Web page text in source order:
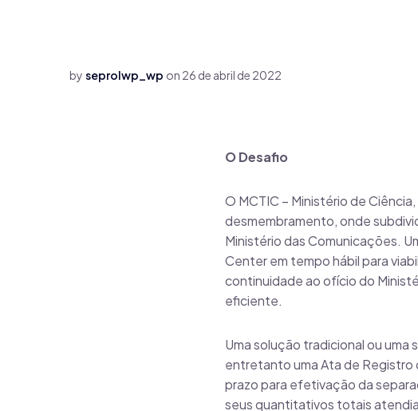
by seprolwp_wp on 26 de abril de 2022
O Desafio
O MCTIC – Ministério de
desmembramento, onde
Ministério das Comunicações.
Center em tempo hábil para
continuidade ao ofício do
eficiente.
Uma solução tradicional ou
entretanto uma Ata de Registro
prazo para efetivação da
seus quantitativos totais